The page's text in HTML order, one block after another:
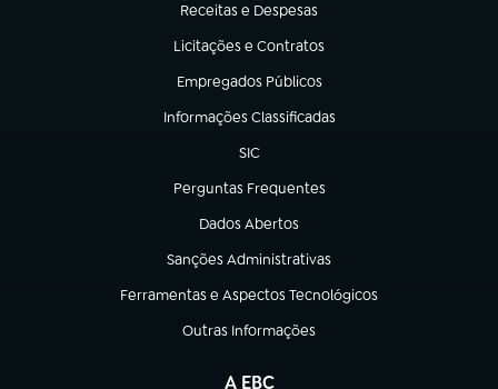
Receitas e Despesas
(abre em nova aba)
Licitações e Contratos
(abre em nova aba)
Empregados Públicos
(abre em nova aba)
Informações Classificadas
(abre em nova aba)
SIC
(abre em nova aba)
Perguntas Frequentes
(abre em nova aba)
Dados Abertos
(abre em nova aba)
Sanções Administrativas
(abre em nova aba)
Ferramentas e Aspectos Tecnológicos
(abre em nova aba)
Outras Informações
(abre em nova aba)
A EBC